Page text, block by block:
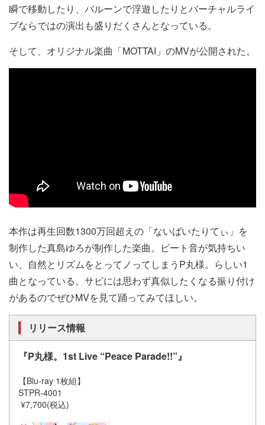
瞬で移動したり、バルーンで浮遊したりとバーチャルライ
ブならではの演出も盛りだくさんとなっている。
そして、オリジナル楽曲「MOTTAI」のMVが公開された。
本作は再生回数1300万回超えの「ないばいたりてぃ」を
制作した真島ゆろが制作した楽曲。ビート音が気持ちい
い、自然とリズムをとってノってしまうP丸様。らしい1
曲となっている。サビには思わず真似したくなる振り付け
があるのでぜひMVを見て踊ってみてほしい。
リリース情報
『P丸様。1st Live “Peace Parade!!”』
【Blu-ray 1枚組】
STPR-4001
¥7,700(税込)